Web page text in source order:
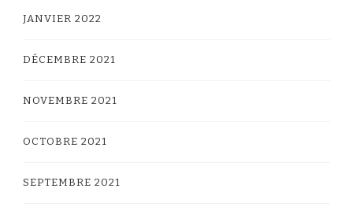
JANVIER 2022
DÉCEMBRE 2021
NOVEMBRE 2021
OCTOBRE 2021
SEPTEMBRE 2021